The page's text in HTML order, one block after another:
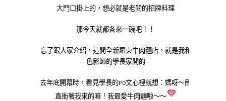
大門口掛上的，想必就是老闆的招牌料理
那今天就都各來一碗吧！！
忘了跟大家介紹，這間全新羅東牛肉麵店，就是我和
色影師的學長家開的
去年底開幕時，看見學長的PO文心裡就想：媽呀～簡
直衝著我來的嘛！我最愛牛肉麵啦～～